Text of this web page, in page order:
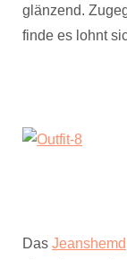
glänzend.
finde es lohnt
Das Jeanshemd